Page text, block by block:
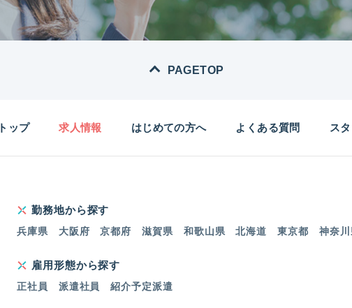
PAGETOP
トップ 求人情報 はじめての方へ よくある質問 ス
勤務地から探す
兵庫県 大阪府 京都府 滋賀県 和歌山県 北海道 東京都 神奈
雇用形態から探す
正社員 派遣社員 紹介予定派遣